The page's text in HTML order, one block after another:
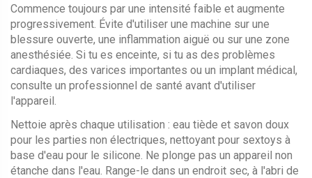
Commence toujours par une intensité faible et augmente
progressivement. Évite d'utiliser une machine sur une
blessure ouverte, une inflammation aiguë ou sur une zone
anesthésiée. Si tu es enceinte, si tu as des problèmes
cardiaques, des varices importantes ou un implant médical,
consulte un professionnel de santé avant d'utiliser
l'appareil.
Nettoie après chaque utilisation : eau tiède et savon doux
pour les parties non électriques, nettoyant pour sextoys à
base d'eau pour le silicone. Ne plonge pas un appareil non
étanche dans l'eau. Range-le dans un endroit sec, à l'abri de